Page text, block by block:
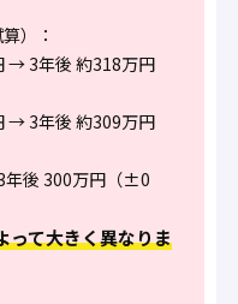
）：
→ 3年後 約318万円
→ 3年後 約309万円
年後 300万円（±0
て大きく異なりま